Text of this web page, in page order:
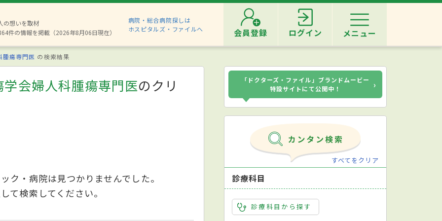
の想いを取材
件の情報を掲載（2026年8月06日現在）
病院・総合病院探しは
ホスピタルズ・ファイルへ
会員登録 ログイン メニュー
腫瘍専門医 の検索結果
会婦人科腫瘍専門医のクリ
ク・病院は見つかりませんでした。
て検索してください。
「ドクターズ・ファイル」ブランドムービー
特設サイトにて公開中！
›
すべてをクリア
診療科目
診療科目から探す